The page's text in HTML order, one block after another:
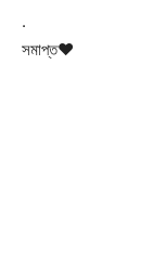
.
সমাপ্ত♥